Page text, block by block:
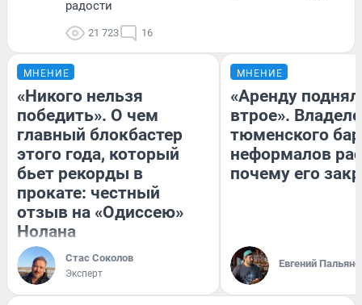
радости
21 723 16
МНЕНИЕ
«Никого нельзя
победить». О чем
главный блокбастер
этого года, который
бьет рекорды в
прокате: честный
отзыв на «Одиссею»
Нолана
Стас Соколов
Эксперт
МНЕНИЕ
«Аренду
втрое».
тюменского
неформалов
почему его
Евгений